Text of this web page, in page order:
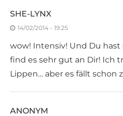
SHE-LYNX
14/02/2014 - 19:25
wow! Intensiv! Und Du hast
find es sehr gut an Dir! Ich
Lippen… aber es fällt schon
ANONYM